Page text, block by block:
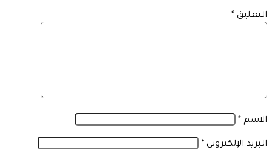
التعليق *
الاسم *
البريد الإلكتروني *